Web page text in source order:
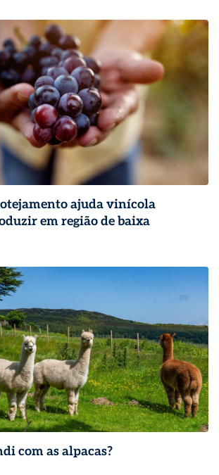
ajuda vinícola
em região de baixa
com as alpacas?